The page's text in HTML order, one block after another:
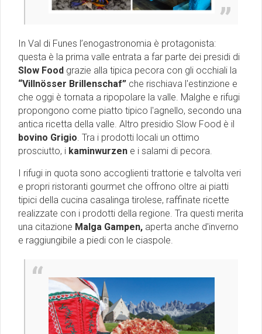
In Val di Funes l’enogastronomia è protagonista:
questa è la prima valle entrata a far parte dei presidi di
Slow Food grazie alla tipica pecora con gli occhiali la
“Villnösser Brillenschaf” che rischiava l'estinzione e
che oggi è tornata a ripopolare la valle. Malghe e rifugi
propongono come piatto tipico l'agnello, secondo una
antica ricetta della valle. Altro presidio Slow Food è il
bovino Grigio. Tra i prodotti locali un ottimo
prosciutto, i kaminwurzen e i salami di pecora.
I rifugi in quota sono accoglienti trattorie e talvolta veri
e propri ristoranti gourmet che offrono oltre ai piatti
tipici della cucina casalinga tirolese, raffinate ricette
realizzate con i prodotti della regione. Tra questi merita
una citazione Malga Gampen, aperta anche d'inverno
e raggiungibile a piedi con le ciaspole.